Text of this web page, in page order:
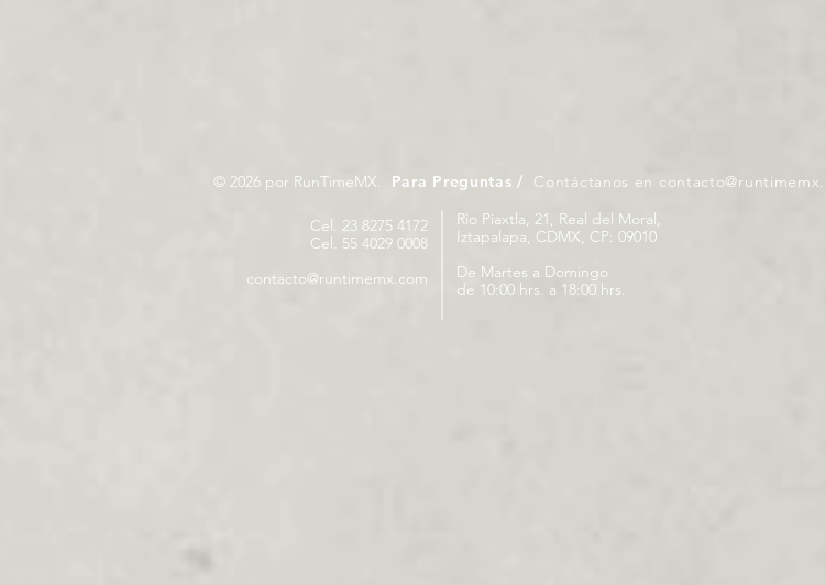
© 2026 por RunTimeMX. Para Preguntas / Contáctanos en
Rio Piaxtla, 21, Real del Moral,
Iztapalapa, CDMX, CP: 09010
De Martes a Domingo
de 10:00 hrs. a 18:00 hrs.
Cel. 23 8275 4172
Cel. 55 4029 0008
contacto@runtimemx.com